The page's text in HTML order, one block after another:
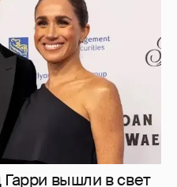
Наталья с
на яхте
16